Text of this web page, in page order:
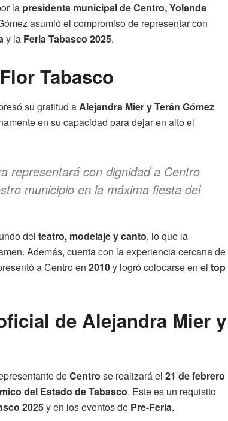
la presidenta municipal de Centro, Yolanda
asumió el compromiso de representar con
y la Feria Tabasco 2025.
Tabasco
su gratitud aAlejandra Mier y Terán Gómez
en su capacidad para dejar en alto el
representará con dignidad a Centro
municipio en la máxima fiesta del
del teatro, modelaje y canto, lo que la
Además, cuenta con la experiencia cercana de
a Centro en 2010y logró colocarse en el top
de Alejandra Mier y
deCentro se realizará el 21 de febrero
del Estado de Tabasco. Este es un requisito
2025y en los eventos de Pre-Feria.